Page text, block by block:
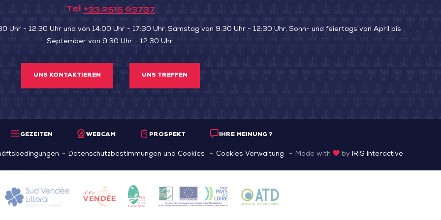
de
la
Belle
Tel +33 2515 63737
Uhr - 12:30 Uhr und von 14:00 Uhr - 17:30 Uhr, Samstag von 9:30 Uhr - 12:30 Uhr. Sonn- und feiertags von April bis
September von 9:30 Uhr - 12:30 Uhr.
UNS KONTAKTIEREN UNS TREFFEN
GEZEITEN WEBCAM PROSPEKT IHRE MEINUNG ?
Datenschutzbestimmungen und Cookies Cookies Verwaltung Made with by IRIS Interactive